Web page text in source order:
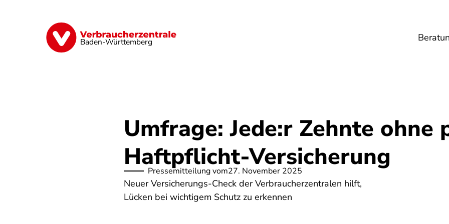
Baden-Württemberg
Geld & Versicherungen Digitales
Umfrage: Jede:r Zehnte ohne
Haftpflicht-Versicherung
Pressemitteilung vom27. November 2025
Neuer Versicherungs-Check der Verbraucherzentralen hilft,
Lücken bei wichtigem Schutz zu erkennen